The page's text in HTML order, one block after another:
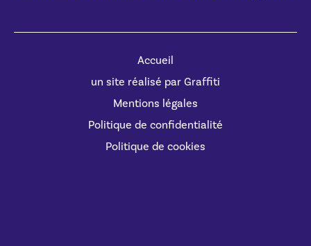
Accueil
un site réalisé par Graffiti
Mentions légales
Politique de confidentialité
Politique de cookies